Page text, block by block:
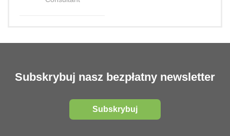
Subskrybuj nasz bezpłatny newsletter
Subskrybuj